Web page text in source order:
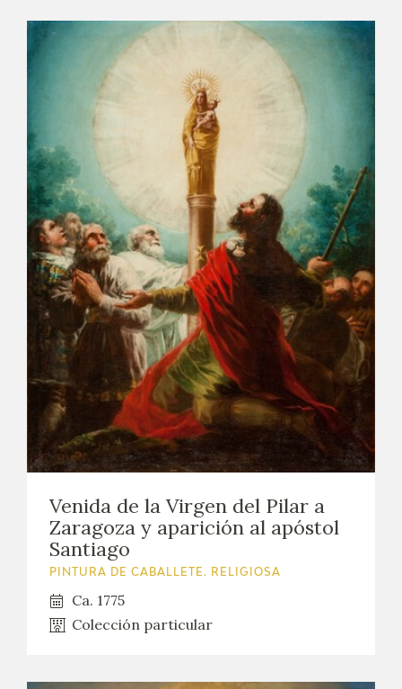
Venida de la Virgen del Pilar a
Zaragoza y aparición al apóstol
Santiago
PINTURA DE CABALLETE. RELIGIOSA
Ca. 1775
Colección particular